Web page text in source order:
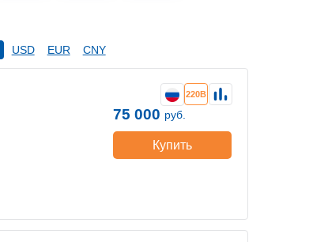
USD EUR CNY
220В
75 000 руб.
Купить